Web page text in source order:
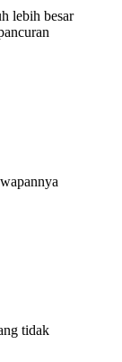
lebih besar
tidak